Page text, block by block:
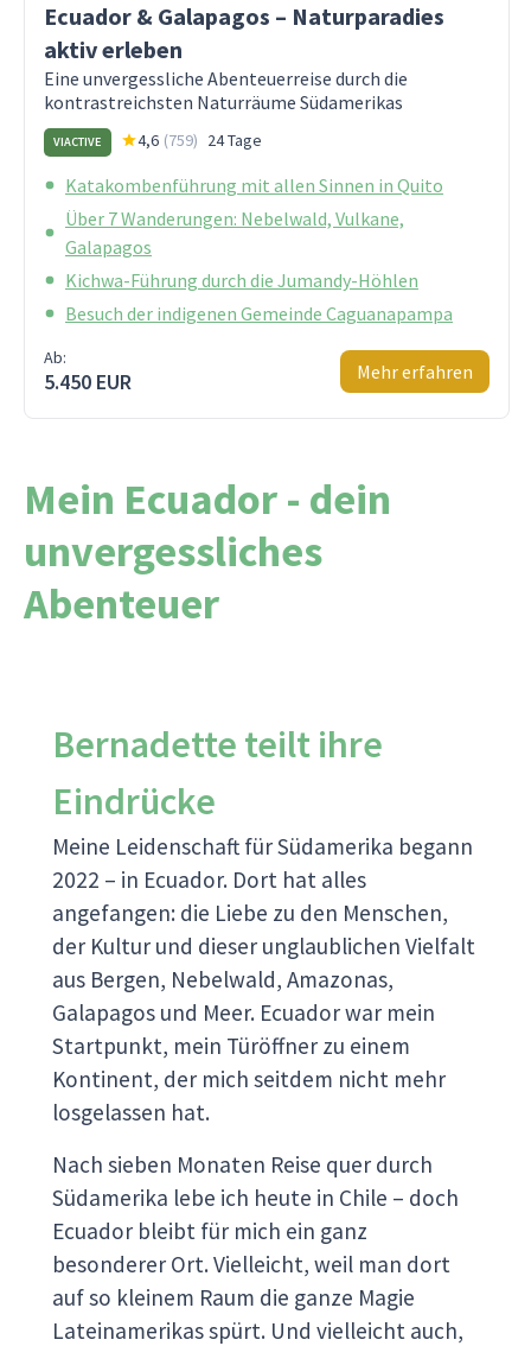
Ecuador & Galapagos – Naturparadies
aktiv erleben
Eine unvergessliche Abenteuerreise durch die
kontrastreichsten Naturräume Südamerikas
VIACTIVE 4,6 (759) 24 Tage
Katakombenführung mit allen Sinnen in Quito
Über 7 Wanderungen: Nebelwald, Vulkane,
Galapagos
Kichwa-Führung durch die Jumandy-Höhlen
Besuch der indigenen Gemeinde Caguanapampa
Ab:
5.450 EUR Mehr erfahren
Mein Ecuador - dein
unvergessliches
Abenteuer
Bernadette teilt ihre
Eindrücke
Meine Leidenschaft für Südamerika begann
2022 – in Ecuador. Dort hat alles
angefangen: die Liebe zu den Menschen,
der Kultur und dieser unglaublichen Vielfalt
aus Bergen, Nebelwald, Amazonas,
Galapagos und Meer. Ecuador war mein
Startpunkt, mein Türöffner zu einem
Kontinent, der mich seitdem nicht mehr
losgelassen hat.
Nach sieben Monaten Reise quer durch
Südamerika lebe ich heute in Chile – doch
Ecuador bleibt für mich ein ganz
besonderer Ort. Vielleicht, weil man dort
auf so kleinem Raum die ganze Magie
Lateinamerikas spürt. Und vielleicht auch,